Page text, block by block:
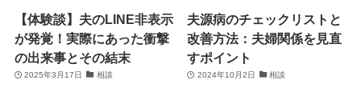
【体験談】夫のLINE非表示
が発覚！実際にあった衝撃
の出来事とその結末
2025年3月17日 相談
夫源病のチェックリストと
改善方法：夫婦関係を見直
すポイント
2024年10月2日 相談